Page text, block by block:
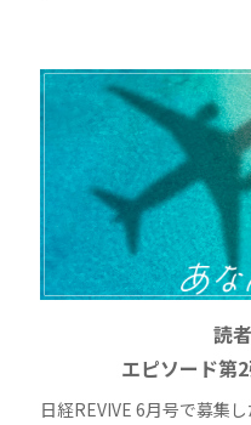
読
エピソード第
日経REVIVE 6月号で募集